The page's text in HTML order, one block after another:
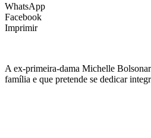
WhatsApp
Facebook
Imprimir
A ex-primeira-dama Michelle
família e que pretende se dedicar